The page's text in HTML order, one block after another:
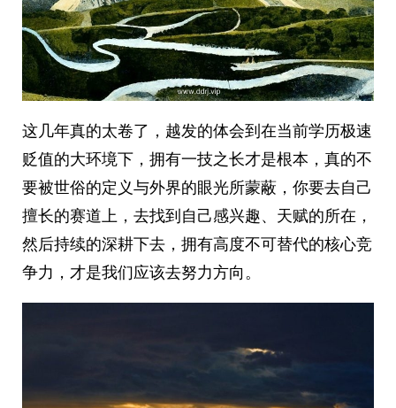
这几年真的太卷了，越发的体会到在当前学历极速
贬值的大环境下，拥有一技之长才是根本，真的不
要被世俗的定义与外界的眼光所蒙蔽，你要去自己
擅长的赛道上，去找到自己感兴趣、天赋的所在，
然后持续的深耕下去，拥有高度不可替代的核心竞
争力，才是我们应该去努力方向。 ​​​